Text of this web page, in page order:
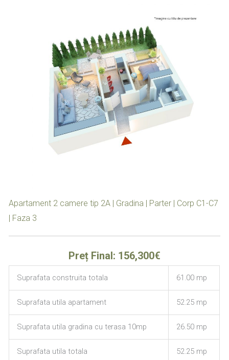
Apartament 2 camere tip 2A | Gradina | Parter | Corp C1-C7
| Faza 3
Preț Final: 156,300€
Suprafata construita totala 61.00 mp
Suprafata utila apartament 52.25 mp
Suprafata utila gradina cu terasa 10mp 26.50 mp
Suprafata utila totala 52.25 mp